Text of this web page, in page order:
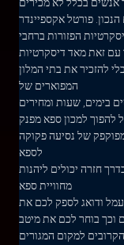
פורטל אקספיינדר
הפזורות ברחבי
להזכיר את בתי המלון
המפוארים של
של נסיעה פקוקה
לספא
חזרה יכולים ליהנות
מחוויית ספא
עמל ודואג לספק לכם את
וכך בוחר לכם את מיטב
הקרובים למקום המגורים